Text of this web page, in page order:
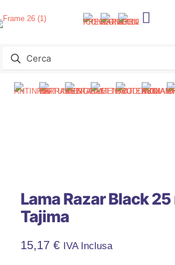
Lama Razar Black
Tajima
15,17 € IVA Inclusa